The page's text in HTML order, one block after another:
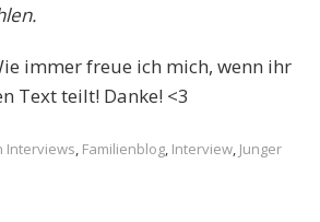
immer freue ich mich, wenn ihr
Text teilt! Danke! <3
Interviews, Familienblog, Interview, Junger